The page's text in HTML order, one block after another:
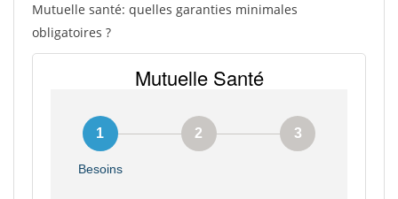
Mutuelle santé: quelles garanties minimales
obligatoires ?